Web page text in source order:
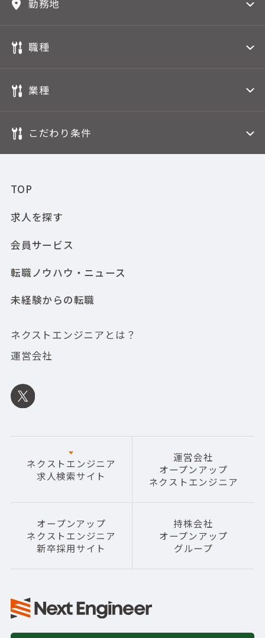
勤務地
職種
業種
こだわり条件
TOP
求人を探す
会員サービス
転職ノウハウ・ニュース
未経験からの転職
ネクストエンジニアとは？
運営会社
ネクストエンジニア
求人検索サイト
運営会社
オープンアップ
ネクストエンジニア
オープンアップ
ネクストエンジニア
新卒採用サイト
持株会社
オープンアップ
グループ